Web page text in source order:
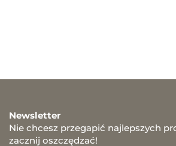
Newsletter
Nie chcesz przegapić najlepszych
zacznij oszczędzać!